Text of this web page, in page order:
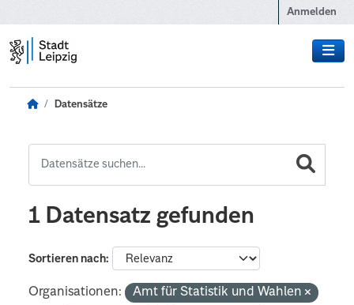
Anmelden
Datensätze
1 Datensatz gefunden
Sortieren nach
Organisationen:
Amt für Statistik und Wahlen